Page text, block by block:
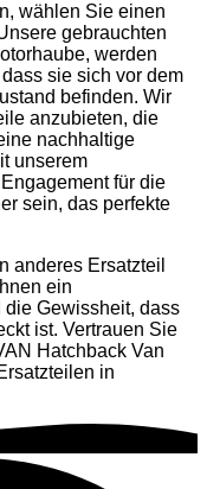
wählen Sie einen
gebrauchten
werden
sie sich vor dem
befinden. Wir
anzubieten, die
nachhaltige
unserem
für die
sein, das perfekte
anderes Ersatzteil
ein
Gewissheit, dass
ist. Vertrauen Sie
Hatchback Van
in